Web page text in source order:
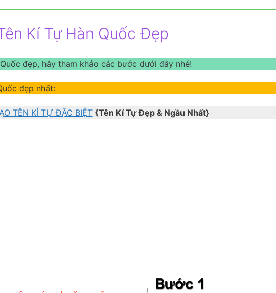
Kí Tự Hàn Quốc Đẹp
đẹp, hãy tham khảo các bước dưới đây nhé!
đẹp nhất:
TÊN KÍ TỰ ĐẶC BIỆT {Tên Kí Tự Đẹp & Ngầu Nhất}